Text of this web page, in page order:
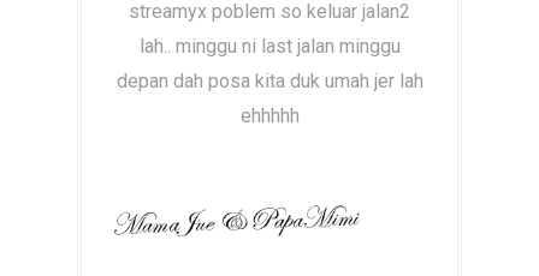
streamyx poblem so keluar jalan2
lah.. minggu ni last jalan minggu
depan dah posa kita duk umah jer lah
ehhhhh